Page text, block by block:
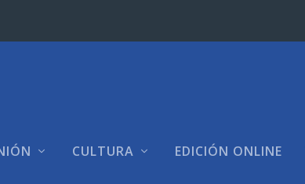
CULTURA EDICIÓN ONLINE